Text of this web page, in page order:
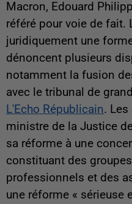
Macron, Edouard
référé pour voie de fait.
juridiquement une
dénoncent plusieurs
notamment la fusion
avec le tribunal de
L'Echo Républicain.
ministre de la Justice
sa réforme à une
constituant des
professionnels et des
une réforme « sérieuse